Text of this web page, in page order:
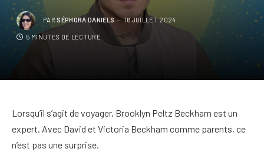
PAR SÉPHORA DANIELS 16 JUILLET 2024
5 MINUTES DE LECTURE
Lorsqu’il s’agit de voyager, Brooklyn Peltz Beckham est un
expert. Avec David et Victoria Beckham comme parents, ce
n’est pas une surprise.